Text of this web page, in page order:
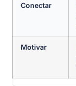
Conectar
Motivar